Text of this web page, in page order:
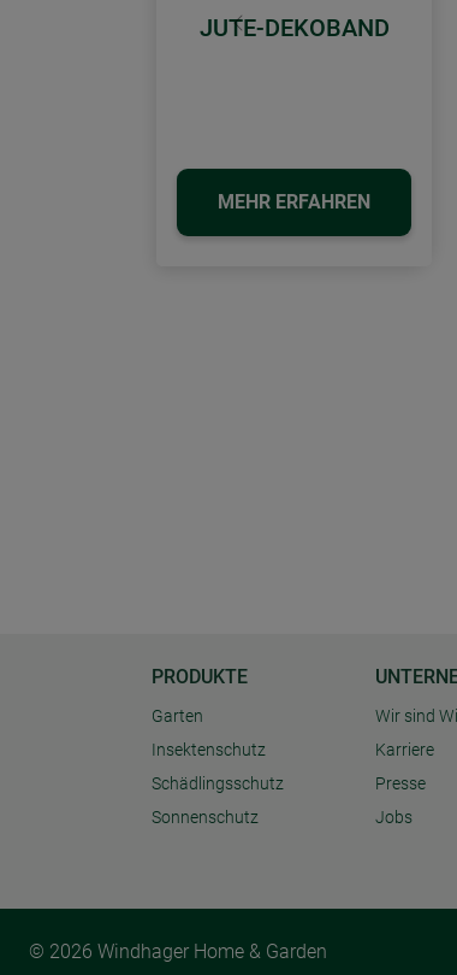
JUTE-DEKOBAND
MEHR ERFAHREN
Zurück
PRODUKTE
Garten
Insektenschutz
Schädlingsschutz
Sonnenschutz
Wir sind
Karriere
Presse
Jobs
© 2026 Windhager Home & Garden